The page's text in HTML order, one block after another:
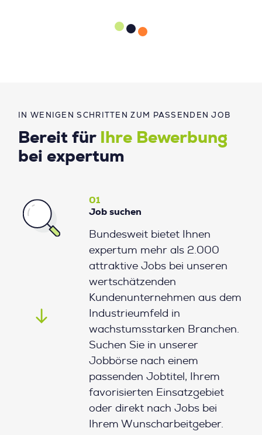
IN WENIGEN SCHRITTEN ZUM PASSENDEN JOB
Bereit für
Ihre Bewerbung
bei expertum
01
Job suchen
Bundesweit bietet Ihnen
expertum mehr als 2.000
attraktive Jobs bei unseren
wertschätzenden
Kundenunternehmen aus dem
Industrieumfeld in
wachstumsstarken Branchen.
Suchen Sie in unserer
Jobbörse nach einem
passenden Jobtitel, Ihrem
favorisierten Einsatzgebiet
oder direkt nach Jobs bei
Ihrem Wunscharbeitgeber.